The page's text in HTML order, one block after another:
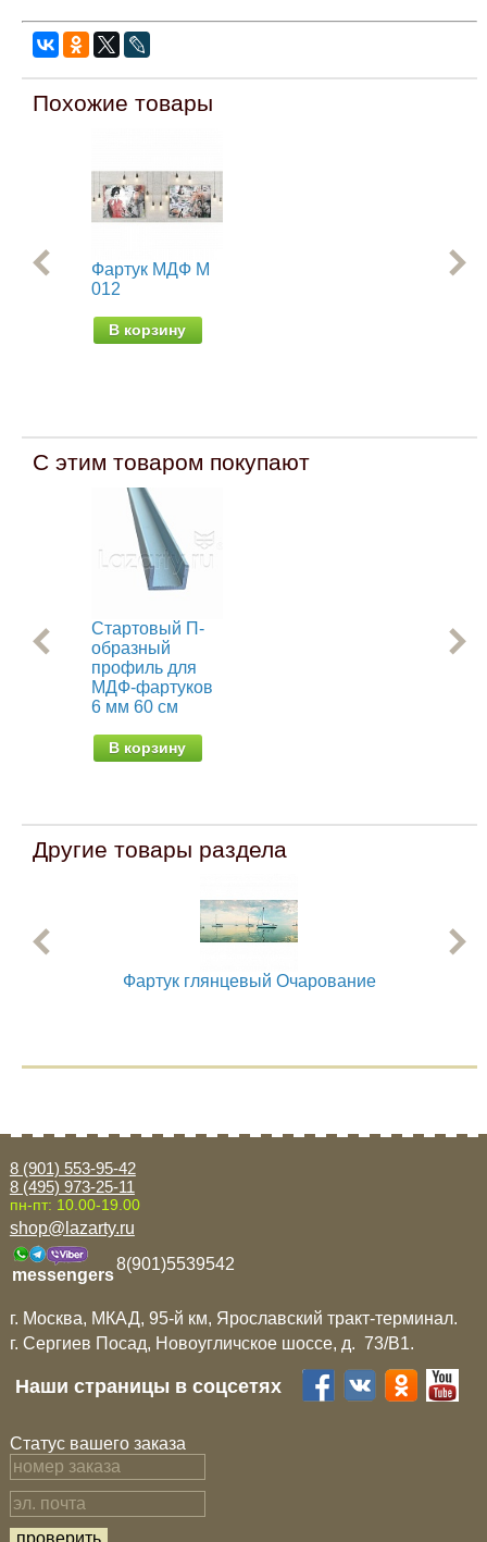
Похожие товары
Фартук МДФ M
012
В корзину
С этим товаром покупают
Стартовый П-
образный
профиль для
МДФ-фартуков
6 мм 60 см
В корзину
Другие товары раздела
Фартук глянцевый Очарование
8 (901) 553-95-42
8 (495) 973-25-11
пн-пт: 10.00-19.00
shop@lazarty.ru
messengers
8(901)5539542
г. Москва, МКАД, 95-й км, Ярославский тракт-терминал.
г. Сергиев Посад, Новоугличское шоссе, д. 73/B1.
Наши страницы в соцсетях
Статус вашего заказа